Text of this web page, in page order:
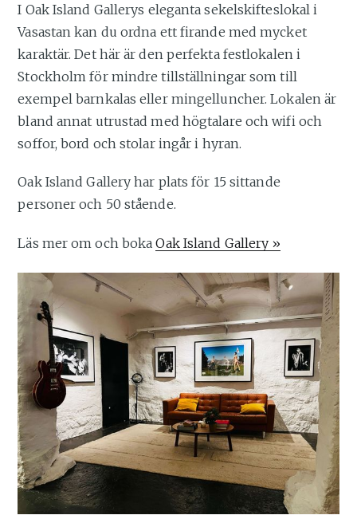
I Oak Island Gallerys eleganta sekelskifteslokal i
Vasastan kan du ordna ett firande med mycket
karaktär. Det här är den perfekta festlokalen i
Stockholm för mindre tillställningar som till
exempel barnkalas eller mingelluncher. Lokalen är
bland annat utrustad med högtalare och wifi och
soffor, bord och stolar ingår i hyran.
Oak Island Gallery har plats för 15 sittande
personer och 50 stående.
Läs mer om och bokaOak Island Gallery »